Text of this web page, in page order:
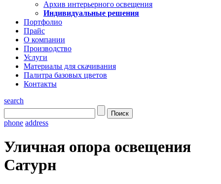
Архив интерьерного освещения
Индивидуальные решения
Портфолио
Прайс
О компании
Производство
Услуги
Материалы для скачивания
Палитра базовых цветов
Контакты
search
phone address
Уличная опора освещения
Сатурн